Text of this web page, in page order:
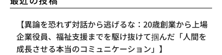
【異論を恐れず対話から逃げるな：20歳創業から上場
企業役員、福祉支援までを駆け抜けて掴んだ「人間を
成長させる本当のコミュニケーション」】